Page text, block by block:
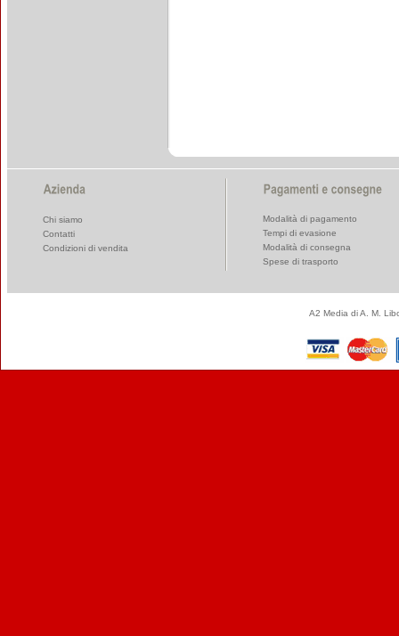
Chi siamo
Contatti
Condizioni di vendita
Modalità di pagamento
Tempi di evasione
Modalità di consegna
Spese di trasporto
A2 Media di A. M.